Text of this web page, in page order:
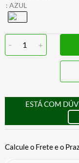
: AZUL
- 1 +
ESTÁ COM